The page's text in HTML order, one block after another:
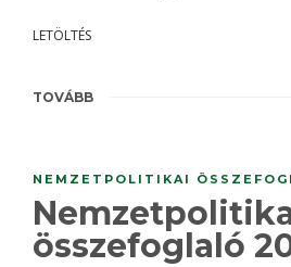
LETÖLTÉS
TOVÁBB
NEMZETPOLITIKAI
összefoglaló